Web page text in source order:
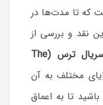
که تا مدت‌ها در
نقد و بررسی از
بررسی و نقد سریال ترس (The
مختلف به آن
تا به اعماق